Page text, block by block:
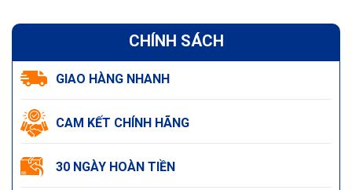
CHÍNH SÁCH
GIAO HÀNG NHANH
CAM KẾT CHÍNH HÃNG
30 NGÀY HOÀN TIỀN